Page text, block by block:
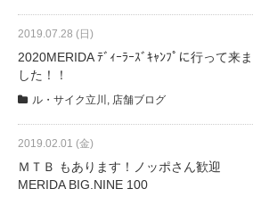
イベント
特集
メディア
2019.07.28 (日)
2020MERIDA ﾃﾞｨｰﾗｰｽﾞｷｬﾝﾌﾟに行って来ま
した！！
ル・サイク立川 , 店舗ブログ
2019.02.01 (金)
ＭＴＢ もあります！ノッポさん歓迎
MERIDA BIG.NINE 100